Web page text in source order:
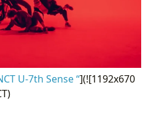
U-7th Sense “](![1192x670